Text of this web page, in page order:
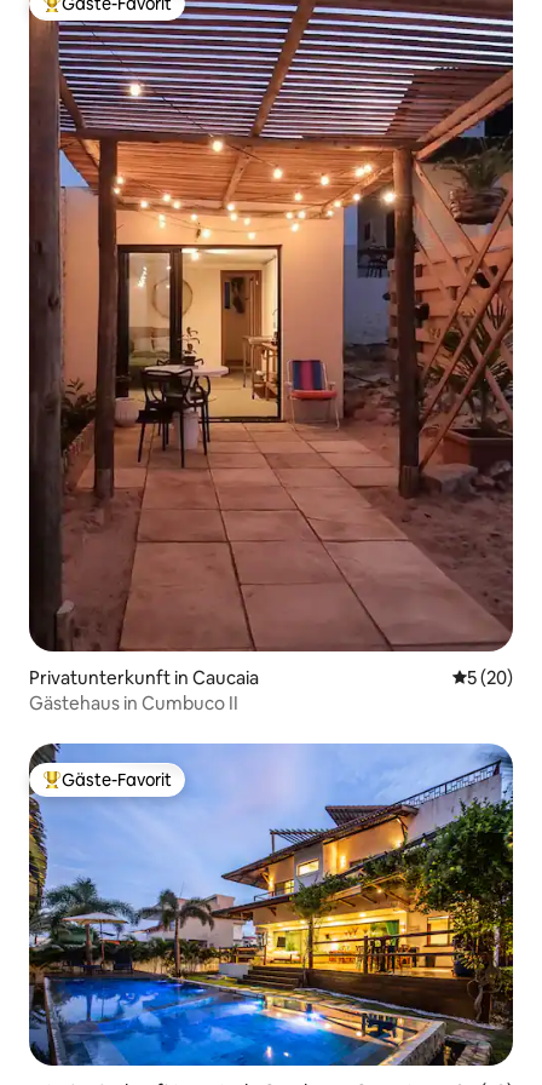
Beliebter Gäste-Favorit.
Privatunterkunft in Caucaia
5 (20)
Gästehaus in Cumbuco II
Beliebter Gäste-Favorit.
Gäste-Favorit